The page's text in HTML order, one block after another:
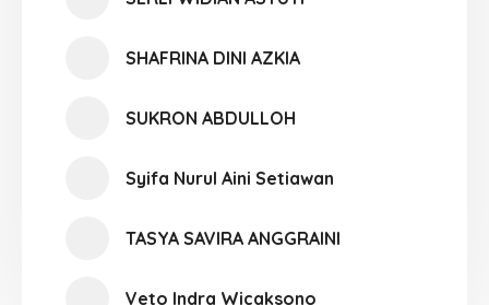
SHAFRINA DINI AZKIA
SUKRON ABDULLOH
Syifa Nurul Aini Setiawan
TASYA SAVIRA ANGGRAINI
Veto Indra Wicaksono